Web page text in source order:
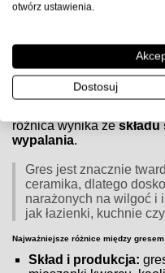
Czym różnią się płytki
Czym różnią się płytki
Zarówno płytki gresowe
wyborem do
różnica wynika ze
wypalania.
Gres jest znacznie
ceramika, dlatego
narażonych na wilgoć i
jak łazienki, kuchnie
Najważniejsze różnice między
Skład i produkcja:
otwórz ustawienia.
Dostosuj